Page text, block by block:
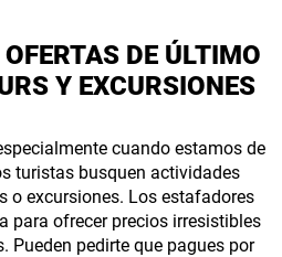
DE ÚLTIMO
Y EXCURSIONES
cuando estamos de
turistas busquen actividades
o excursiones. Los estafadores
para ofrecer precios irresistibles
Pueden pedirte que pagues por